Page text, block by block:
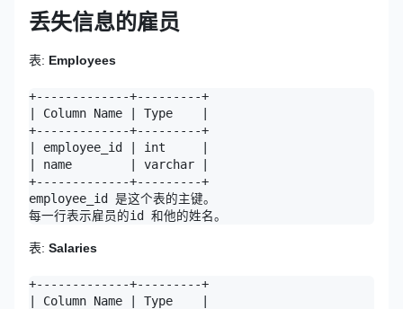
丢失信息的雇员
表: Employees
+-------------+---------+
| Column Name | Type    |
+-------------+---------+
| employee_id | int     |
| name        | varchar |
+-------------+---------+
employee_id 是这个表的主键。
表: Salaries
+-------------+---------+
| Column Name | Type    |